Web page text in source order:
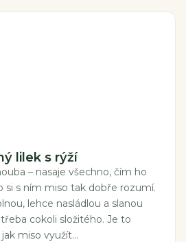
lilek s rýží
– nasaje všechno, čím ho
si s ním miso tak dobře rozumí.
lehce nasládlou a slanou
cokoli složitého. Je to
miso využít...